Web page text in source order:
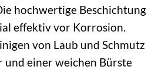
hochwertige Beschichtung
effektiv vor Korrosion.
von Laub und Schmutz
und einer weichen Bürste